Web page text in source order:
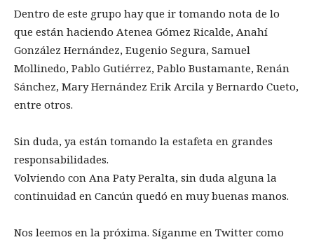
Dentro de este grupo hay que ir tomando nota de lo
que están haciendo Atenea Gómez Ricalde, Anahí
González Hernández, Eugenio Segura, Samuel
Mollinedo, Pablo Gutiérrez, Pablo Bustamante, Renán
Sánchez, Mary Hernández Erik Arcila y Bernardo Cueto,
entre otros.
Sin duda, ya están tomando la estafeta en grandes
responsabilidades.
Volviendo con Ana Paty Peralta, sin duda alguna la
continuidad en Cancún quedó en muy buenas manos.
Nos leemos en la próxima. Síganme en Twitter como